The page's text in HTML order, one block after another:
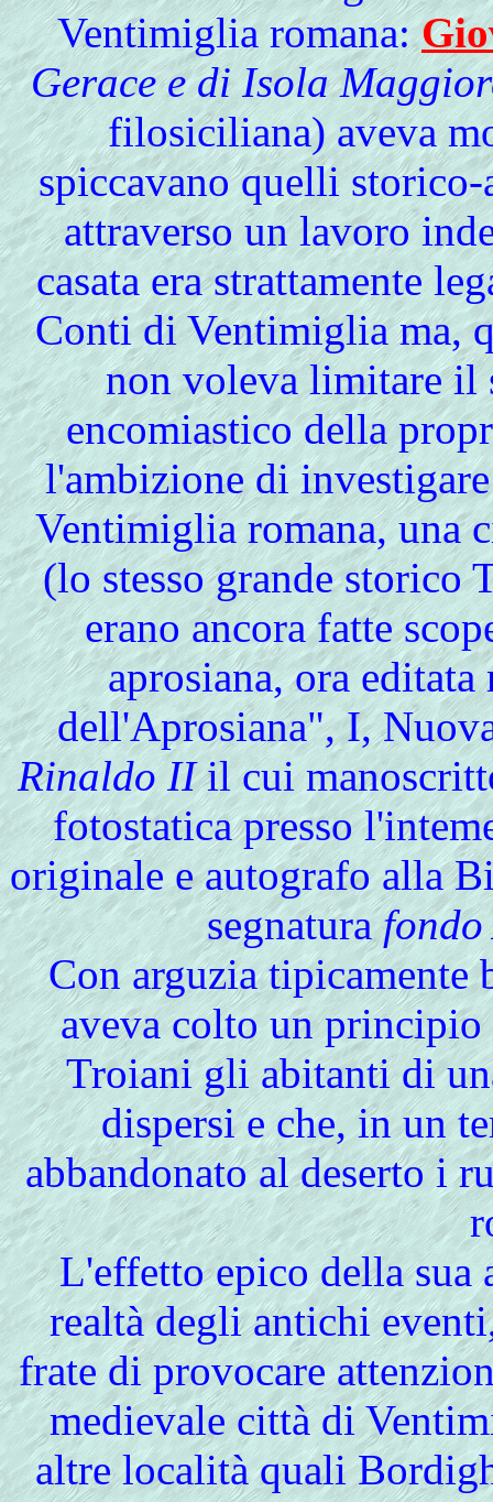
Ventimiglia romana:
Gerace e di Isola
filosiciliana) aveva
spiccavano quelli
attraverso un lavoro
casata era strattamente
Conti di Ventimiglia ma,
non voleva limitare il
encomiastico della
l'ambizione di
Ventimiglia romana, una
(lo stesso grande storico
erano ancora fatte
aprosiana, ora
dell'Aprosiana", I,
Rinaldo IIil cui
fotostatica presso
originale e autografo alla
segnatura
Con arguzia tipicamente
aveva colto un
Troiani gli abitanti di
dispersi e che, in un
abbandonato al deserto i
L'effetto epico della sua
realtà degli antichi
frate di provocare
medievale città di
altre località quali